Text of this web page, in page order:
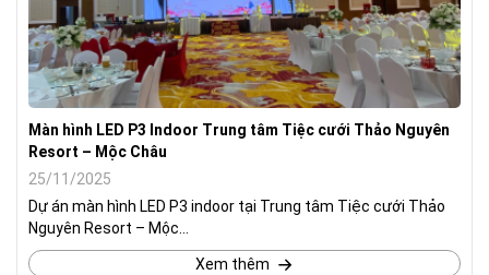
Màn hình LED P3 Indoor Trung tâm Tiệc cưới Thảo Nguyên
Resort – Mộc Châu
25/11/2025
Dự án màn hình LED P3 indoor tại Trung tâm Tiệc cưới Thảo
Nguyên Resort – Mộc...
Xem thêm